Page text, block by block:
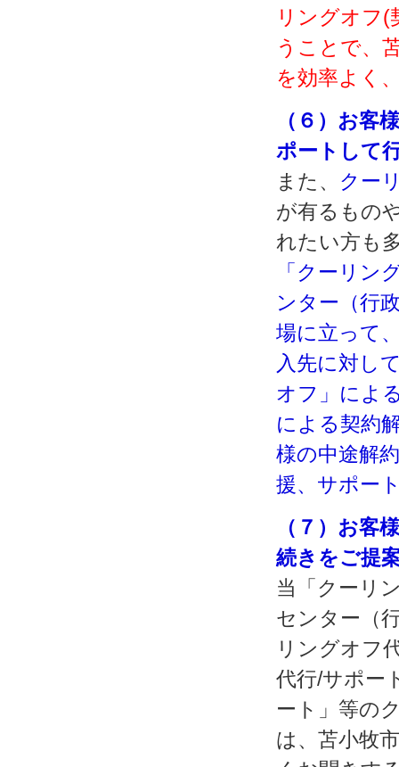
リングオフ(
うことで、
を効率よく
（６）お客
ポートして
また、 クー
が有るもの
れたい方も
「クーリン
ンター（行
場に立って
入先に対し
オフ」によ
による契約
様の中途解
援、サポー
（７）お客
続きをご提
当「クーリ
センター（
リングオフ
代行/サポー
ート」等の
は、苫小牧